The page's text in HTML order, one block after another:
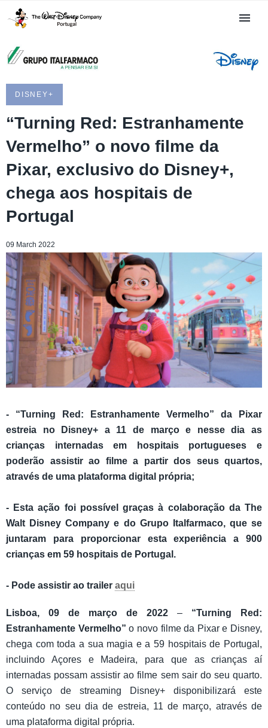
DISNEY+
“Turning Red: Estranhamente
Vermelho” o novo filme da
Pixar, exclusivo do Disney+,
chega aos hospitais de
Portugal
09 March 2022
- “Turning Red: Estranhamente Vermelho” da Pixar
estreia no Disney+ a 11 de março e nesse dia as
crianças internadas em hospitais portugueses e
poderão assistir ao filme a partir dos seus quartos,
através de uma plataforma digital própria;
- Esta ação foi possível graças à colaboração da The
Walt Disney Company e do Grupo Italfarmaco, que se
juntaram para proporcionar esta experiência a 900
crianças em 59 hospitais de Portugal.
- Pode assistir ao trailer aqui
Lisboa, 09 de março de 2022 – “Turning Red:
Estranhamente Vermelho” o novo filme da Pixar e Disney,
chega com toda a sua magia e a 59 hospitais de Portugal,
incluindo Açores e Madeira, para que as crianças aí
internadas possam assistir ao filme sem sair do seu quarto.
O serviço de streaming Disney+ disponibilizará este
conteúdo no seu dia de estreia, 11 de março, através de
uma plataforma digital própria.